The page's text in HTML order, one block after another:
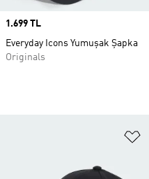
Price
1.699 TL
Everyday Icons Yumuşak Şapka
Originals